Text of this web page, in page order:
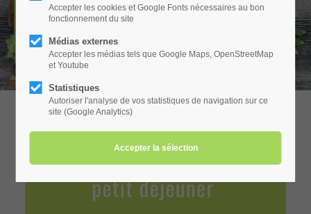
Connexion
Register|Lost your password?
Support
Lorem ipsum dolor sit amet:
BOUTIQUE
Accepter les cookies et Google Fonts nécessaires au bon
fonctionnement du site
Médias externes
Accepter les médias tels que Google Maps, OpenStreetMap
et Youtube
Statistiques
Autoriser l'analyse de vos statistiques de navigation sur ce
site (Google Analytics)